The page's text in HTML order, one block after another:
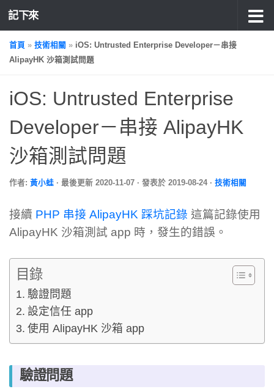
記下來
首頁 » 技術相關 » iOS: Untrusted Enterprise Developer－串接
AlipayHK 沙箱測試問題
iOS: Untrusted Enterprise
Developer－串接 AlipayHK
沙箱測試問題
作者: 黃小蛙 · 最後更新 2020-11-07 · 發表於 2019-08-24 · 技術相關
接續 PHP 串接 AlipayHK 踩坑記錄 這篇記錄使用
AlipayHK 沙箱測試 app 時，發生的錯誤。
目錄
驗證問題
設定信任 app
使用 AlipayHK 沙箱 app
驗證問題